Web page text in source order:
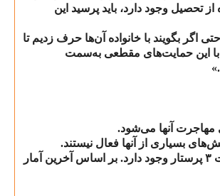
تحصیل وجود دارد، باید پرسید این
بگویند با خانواده‌ آن‌ها حرف زدیم تا
با این حمایت‌های مقطعی به‌سمت
مهاجرت آنها می‌شود.
بسیاری از آنها فعال نیستند.
۳ پرستار وجود دارد. بر اساس آخرین آمار